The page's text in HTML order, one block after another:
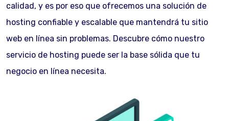
calidad, y es por eso que ofrecemos una solución de
hosting confiable y escalable que mantendrá tu sitio
web en línea sin problemas. Descubre cómo nuestro
servicio de hosting puede ser la base sólida que tu
negocio en línea necesita.